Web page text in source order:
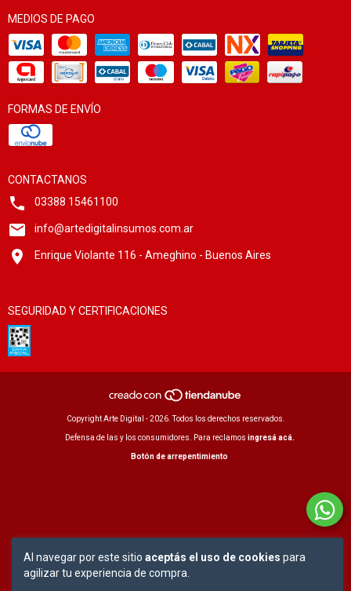
Al navegar por este sitio aceptás el uso de cookies para
agilizar tu experiencia de compra.
MEDIOS DE PAGO
FORMAS DE ENVÍO
CONTACTANOS
03388 15461100
info@artedigitalinsumos.com.ar
Enrique Violante 116 - Ameghino - Buenos Aires
SEGURIDAD Y CERTIFICACIONES
Copyright Arte Digital - 2026. Todos los derechos reservados.
Defensa de las y los consumidores. Para reclamos ingresá acá.
Botón de arrepentimiento